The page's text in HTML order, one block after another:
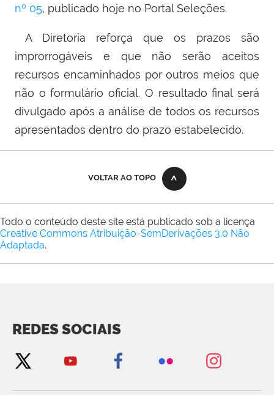
nº 05, publicado hoje no Portal Seleções.
A Diretoria reforça que os prazos são
improrrogáveis e que não serão aceitos
recursos encaminhados por outros meios que
não o formulário oficial. O resultado final será
divulgado após a análise de todos os recursos
apresentados dentro do prazo estabelecido.
VOLTAR AO TOPO
Todo o conteúdo deste site está publicado sob a licença
Creative Commons Atribuição-SemDerivações 3.0 Não
Adaptada.
REDES SOCIAIS